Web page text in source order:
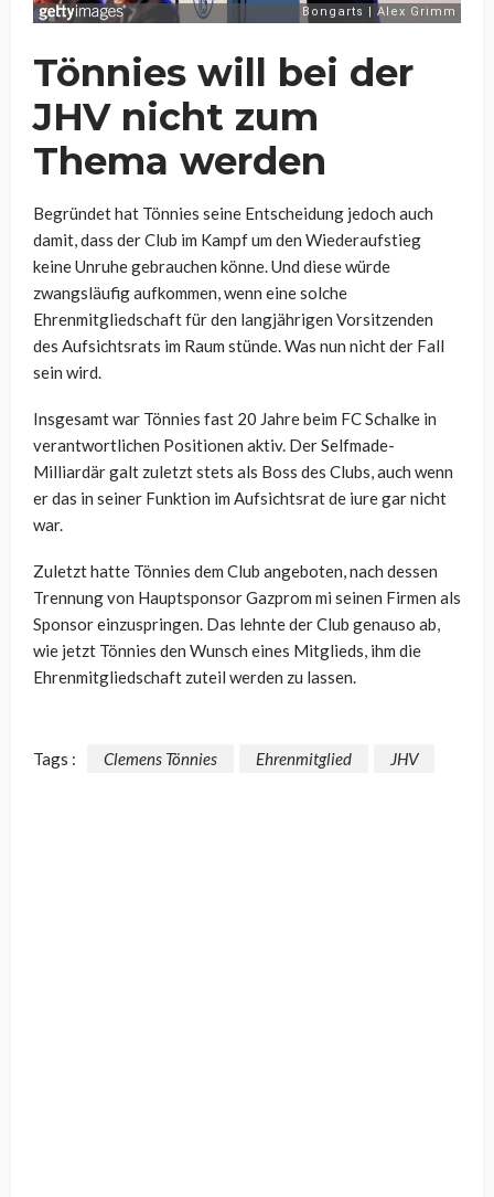
Tönnies will bei der
JHV nicht zum
Thema werden
Begründet hat Tönnies seine Entscheidung jedoch auch
damit, dass der Club im Kampf um den Wiederaufstieg
keine Unruhe gebrauchen könne. Und diese würde
zwangsläufig aufkommen, wenn eine solche
Ehrenmitgliedschaft für den langjährigen Vorsitzenden
des Aufsichtsrats im Raum stünde. Was nun nicht der Fall
sein wird.
Insgesamt war Tönnies fast 20 Jahre beim FC Schalke in
verantwortlichen Positionen aktiv. Der Selfmade-
Milliardär galt zuletzt stets als Boss des Clubs, auch wenn
er das in seiner Funktion im Aufsichtsrat de iure gar nicht
war.
Zuletzt hatte Tönnies dem Club angeboten, nach dessen
Trennung von Hauptsponsor Gazprom mi seinen Firmen als
Sponsor einzuspringen. Das lehnte der Club genauso ab,
wie jetzt Tönnies den Wunsch eines Mitglieds, ihm die
Ehrenmitgliedschaft zuteil werden zu lassen.
Tags : Clemens Tönnies Ehrenmitglied JHV